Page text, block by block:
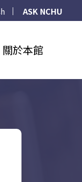
ASK NCHU
關於本館